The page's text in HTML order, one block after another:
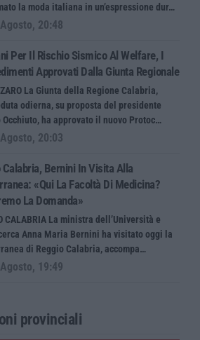
la moda italiana in un’espressione dur…
20:48
Per Il Rischio Sismico Al Welfare, I
Approvati Dalla Giunta Regionale
La Giunta della Regione Calabria,
odierna, su proposta del presidente
Occhiuto, ha approvato il nuovo Protoc…
20:03
Calabria, Bernini In Visita Alla
«Qui La Facoltà Di Medicina?
La Domanda»
CALABRIA La ministra dell’Università e
Anna Maria Bernini ha visitato oggi la
di Reggio Calabria, accompa…
19:49
provinciali